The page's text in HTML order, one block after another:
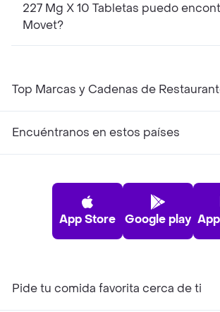
227 Mg X 10 Tabletas puedo
Movet?
Top Marcas y Cadenas de
Encuéntranos en estos países
App Store Google play
Pide tu comida favorita cerca de ti